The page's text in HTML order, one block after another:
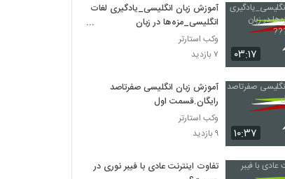
۰۳:۱۷
آموزش زبان انگلیسی_یادگیری لغات
انگلیسی_مزه‌ها در زبان
انگلیسی????????
وکب استارتر
۷ بازدید
۱۰:۳۷
آموزش زبان انگلیسی صفرتاصد
رایگان.قسمت اول
وکب استارتر
۹ بازدید
تفاوت اینترنت عادی با فیبر نوری در